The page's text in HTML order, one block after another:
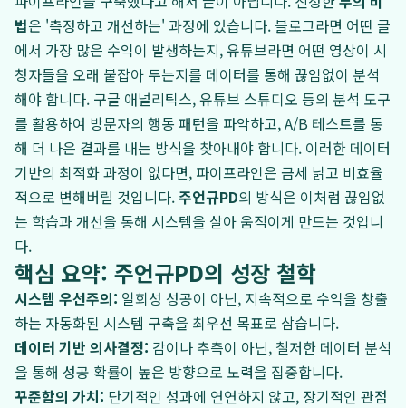
법은 '측정하고 개선하는' 과정에 있습니다. 블로그라면 어떤 글
에서 가장 많은 수익이 발생하는지, 유튜브라면 어떤 영상이 시
청자들을 오래 붙잡아 두는지를 데이터를 통해 끊임없이 분석
해야 합니다. 구글 애널리틱스, 유튜브 스튜디오 등의 분석 도구
를 활용하여 방문자의 행동 패턴을 파악하고, A/B 테스트를 통
해 더 나은 결과를 내는 방식을 찾아내야 합니다. 이러한 데이터
기반의 최적화 과정이 없다면, 파이프라인은 금세 낡고 비효율
적으로 변해버릴 것입니다.주언규PD의 방식은 이처럼 끊임없
는 학습과 개선을 통해 시스템을 살아 움직이게 만드는 것입니
다.
핵심 요약: 주언규PD의 성장 철학
시스템 우선주의: 일회성 성공이 아닌, 지속적으로 수익을 창출
하는 자동화된 시스템 구축을 최우선 목표로 삼습니다.
데이터 기반 의사결정: 감이나 추측이 아닌, 철저한 데이터 분석
을 통해 성공 확률이 높은 방향으로 노력을 집중합니다.
꾸준함의 가치: 단기적인 성과에 연연하지 않고, 장기적인 관점